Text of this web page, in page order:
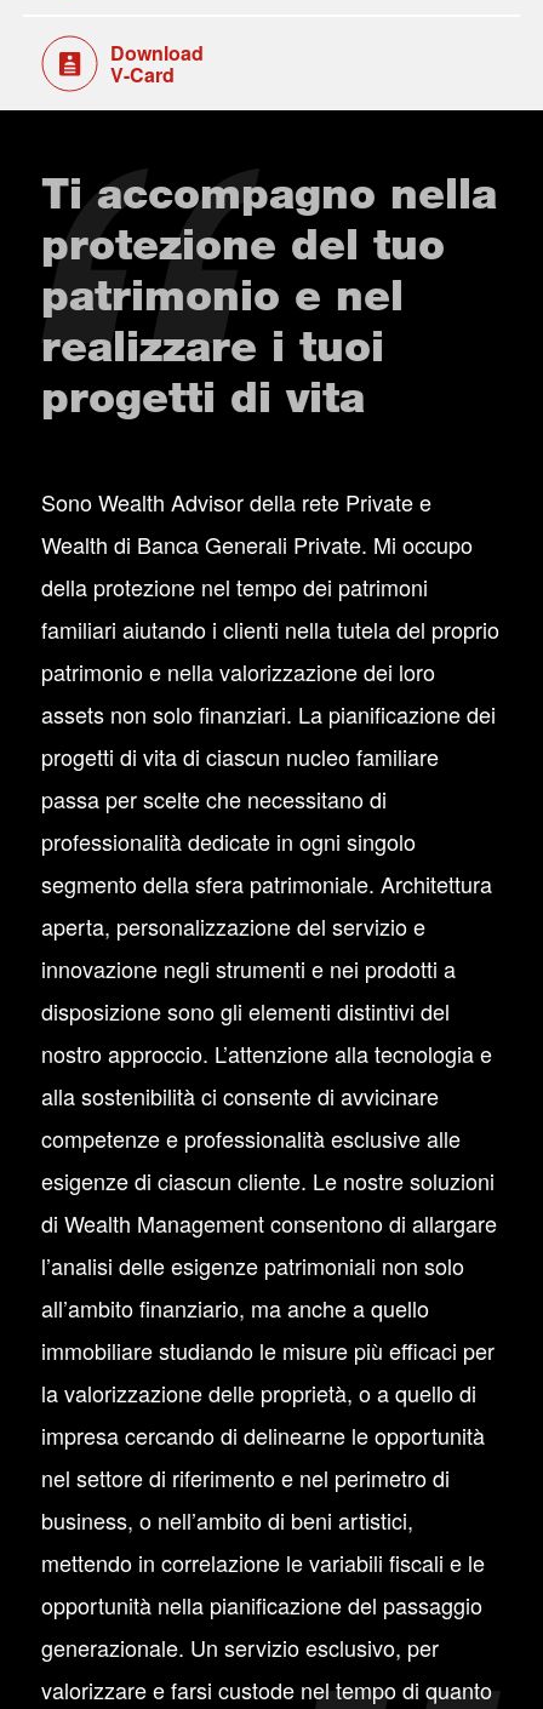
Download
V-Card
Ti accompagno nella
protezione del tuo
patrimonio e nel
realizzare i tuoi
progetti di vita
Sono Wealth Advisor della rete Private e
Wealth di Banca Generali Private. Mi occupo
della protezione nel tempo dei patrimoni
familiari aiutando i clienti nella tutela del proprio
patrimonio e nella valorizzazione dei loro
assets non solo finanziari. La pianificazione dei
progetti di vita di ciascun nucleo familiare
passa per scelte che necessitano di
professionalità dedicate in ogni singolo
segmento della sfera patrimoniale. Architettura
aperta, personalizzazione del servizio e
innovazione negli strumenti e nei prodotti a
disposizione sono gli elementi distintivi del
nostro approccio. L’attenzione alla tecnologia e
alla sostenibilità ci consente di avvicinare
competenze e professionalità esclusive alle
esigenze di ciascun cliente. Le nostre soluzioni
di Wealth Management consentono di allargare
l’analisi delle esigenze patrimoniali non solo
all’ambito finanziario, ma anche a quello
immobiliare studiando le misure più efficaci per
la valorizzazione delle proprietà, o a quello di
impresa cercando di delinearne le opportunità
nel settore di riferimento e nel perimetro di
business, o nell’ambito di beni artistici,
mettendo in correlazione le variabili fiscali e le
opportunità nella pianificazione del passaggio
generazionale. Un servizio esclusivo, per
valorizzare e farsi custode nel tempo di quanto